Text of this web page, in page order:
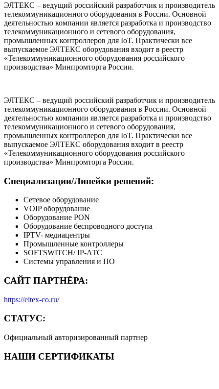
ЭЛТЕКС – ведущий российский разработчик и производитель
телекоммуникационного оборудования в России. Основной
деятельностью компании является разработка и производство
телекоммуникационного и сетевого оборудования,
промышленных контроллеров для IoT. Практически все
выпускаемое ЭЛТЕКС оборудования входит в реестр
«Телекоммуникационного оборудования российского
производства» Минпромторга России.
ЭЛТЕКС – ведущий российский разработчик и производитель
телекоммуникационного оборудования в России. Основной
деятельностью компании является разработка и производство
телекоммуникационного и сетевого оборудования,
промышленных контроллеров для IoT. Практически все
выпускаемое ЭЛТЕКС оборудования входит в реестр
«Телекоммуникационного оборудования российского
производства» Минпромторга России.
Специализации/Линейки решений:
Сетевое оборудование
VOIP оборудование
Оборудование PON
Оборудование беспроводного доступа
IPTV- медиацентры
Промышленные контроллеры
SOFTSWITCH/ IP-АТС
Системы управления и ПО
САЙТ ПАРТНЁРА:
https://eltex-co.ru/
СТАТУС:
Официальный авторизированный партнер
НАШИ СЕРТИФИКАТЫ